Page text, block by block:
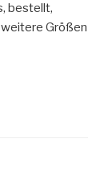
bestellt,
Größen